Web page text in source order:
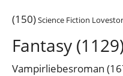
(150)Science Fiction
Fantasy
Vampirliebesroman